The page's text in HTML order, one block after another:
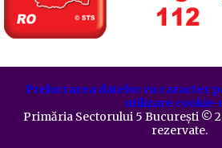
Prelucrarea datelor cu caracter
utilizare cookie-
Primăria Sectorului 5 București ©️
rezervate.